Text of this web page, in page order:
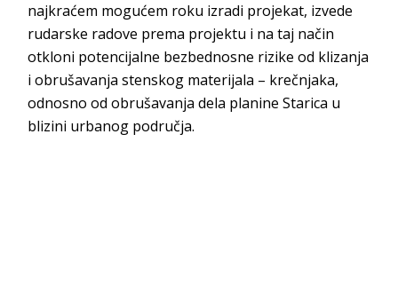
najkraćem mogućem roku izradi projekat, izvede
rudarske radove prema projektu i na taj način
otkloni potencijalne bezbednosne rizike od klizanja
i obrušavanja stenskog materijala – krečnjaka,
odnosno od obrušavanja dela planine Starica u
blizini urbanog područja.